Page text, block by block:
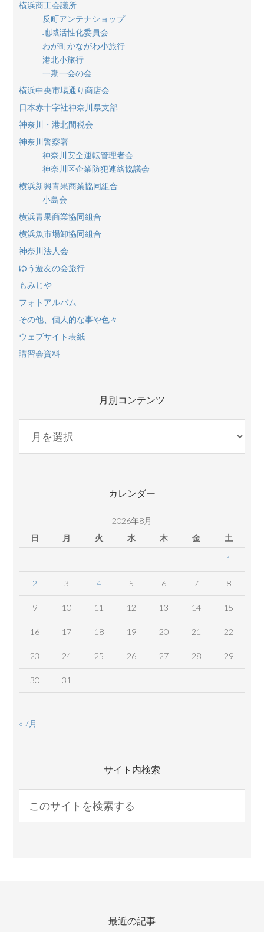
横浜商工会議所
反町アンテナショップ
地域活性化委員会
わが町かながわ小旅行
港北小旅行
一期一会の会
横浜中央市場通り商店会
日本赤十字社神奈川県支部
神奈川・港北間税会
神奈川警察署
神奈川安全運転管理者会
神奈川区企業防犯連絡協議会
横浜新興青果商業協同組合
小島会
横浜青果商業協同組合
横浜魚市場卸協同組合
神奈川法人会
ゆう遊友の会旅行
もみじや
フォトアルバム
その他、個人的な事や色々
ウェブサイト表紙
講習会資料
月別コンテンツ
コ
カレンダー
2026年8月
日
月 火 水 木 金 土
1
2 3 4 5 6 7 8
9 10 11 12 13 14 15
16 17 18 19 20 21 22
23 24 25 26 27 28 29
30 31
« 7月
サイト内検索
最近の記事